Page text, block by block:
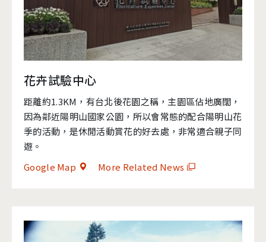
花卉試驗中心
距離約1.3KM，有台北後花園之稱，主園區佔地廣闊，
因為鄰近陽明山國家公園，所以會常態的配合陽明山花
季的活動，是休閒活動賞花的好去處，非常適合親子同
遊。
Google Map
More Related News